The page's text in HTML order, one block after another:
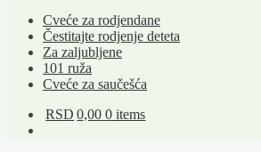
Cveće za rodjendane
Čestitajte rodjenje deteta
Za zaljubljene
101 ruža
Cveće za saučešća
RSD 0,00 0 items